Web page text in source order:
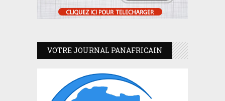
VOTRE JOURNAL PANAFRICAIN